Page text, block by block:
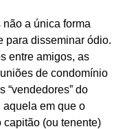
a única forma
para disseminar ódio.
entre amigos, as
de condomínio
“vendedores” do
aquela em que o
capitão (ou tenente)